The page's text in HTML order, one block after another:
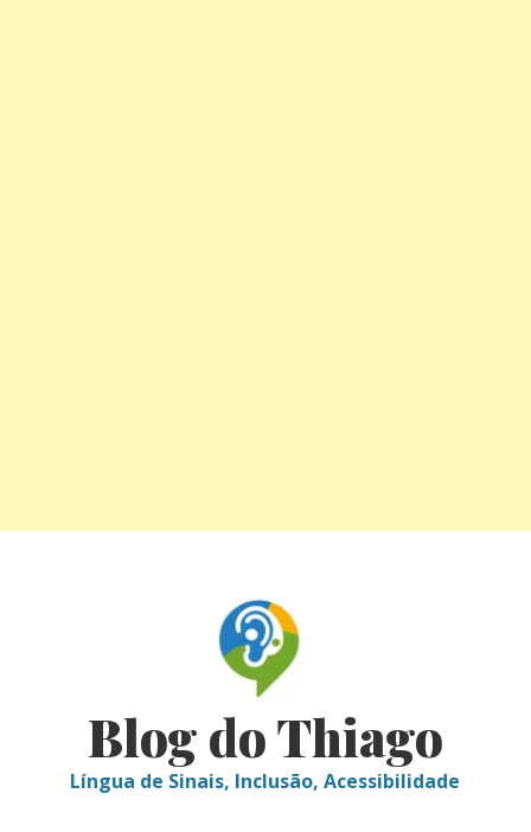
Blog do Thiago
Língua de Sinais, Inclusão, Acessibilidade